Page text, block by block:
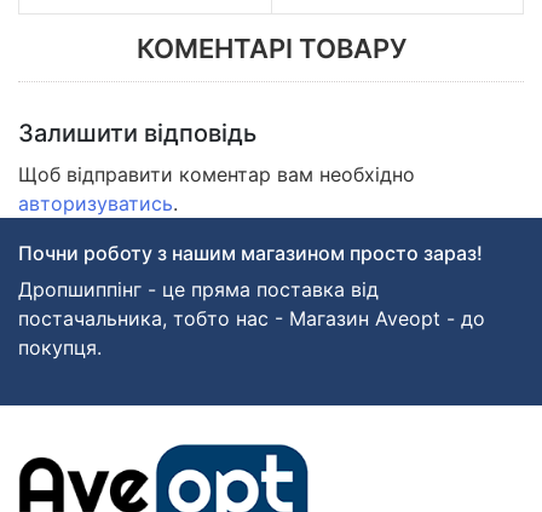
КОМЕНТАРІ ТОВАРУ
Залишити відповідь
Щоб відправити коментар вам необхідно
авторизуватись.
Почни роботу з нашим магазином просто зараз!
Дропшиппінг - це пряма поставка від
постачальника, тобто нас - Магазин Aveopt - до
покупця.